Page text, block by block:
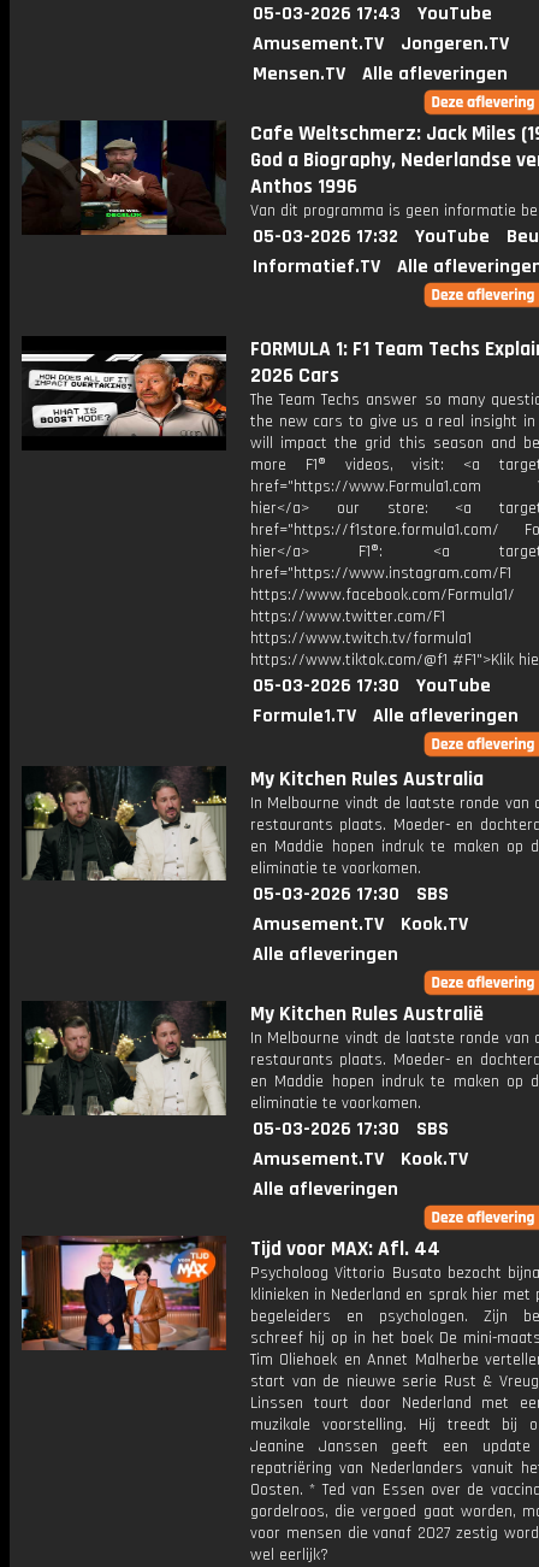
05-03-2026 17:43
YouTube
Amusement.TV
Jongeren.TV
Mensen.TV
Alle afleveringen
Cafe Weltschmerz: Jack Miles
God a Biography, Nederlandse
Anthos 1996
Van dit programma is geen informatie
05-03-2026 17:32 YouTube
Informatief.TV
Alle
FORMULA 1: F1 Team Techs
2026 Cars
The Team Techs answer so many
the new cars to give us a real insight
will impact the grid this season and
more F1® videos, visit: <a
href="https://www.Formula1.com
hier</a> our store: <a
href="https://f1store.formula1.com/
hier</a> F1®: <a
href="https://www.instagram.com/F1
https://www.facebook.com/Formula1/
https://www.twitter.com/F1
https://www.twitch.tv/formula1
https://www.tiktok.com/@f1 #F1">Klik
05-03-2026 17:30
YouTube
Formule1.TV
Alle afleveringen
My Kitchen Rules Australia
In Melbourne vindt de laatste ronde van
restaurants plaats. Moeder- en
en Maddie hopen indruk te maken op
eliminatie te voorkomen.
05-03-2026 17:30
SBS
Amusement.TV
Kook.TV
Alle afleveringen
My Kitchen Rules Australië
In Melbourne vindt de laatste ronde van
restaurants plaats. Moeder- en
en Maddie hopen indruk te maken op
eliminatie te voorkomen.
05-03-2026 17:30
SBS
Amusement.TV
Kook.TV
Alle afleveringen
Tijd voor MAX: Afl. 44
Psycholoog Vittorio Busato bezocht
klinieken in Nederland en sprak hier met
begeleiders en psychologen. Zijn
schreef hij op in het boek De mini-
Tim Oliehoek en Annet Malherbe
start van de nieuwe serie Rust &
Linssen tourt door Nederland met
muzikale voorstelling. Hij treedt bij
Jeanine Janssen geeft een
repatriëring van Nederlanders vanuit
Oosten. * Ted van Essen over de
gordelroos, die vergoed gaat worden,
voor mensen die vanaf 2027 zestig
wel eerlijk?